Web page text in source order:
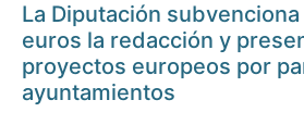
La Diputación
euros la redacción y
proyectos europeos por
ayuntamientos